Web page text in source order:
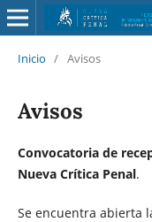
Inicio / Avisos
Avisos
Convocatoria de
Nueva Crítica Penal.
Se encuentra abierta